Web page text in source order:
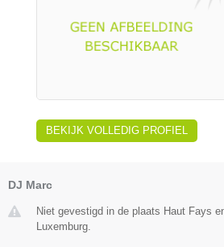
BEKIJK VOLLEDIG PROFIEL
DJ Marc
Niet gevestigd in de plaats Haut Fays
Luxemburg.